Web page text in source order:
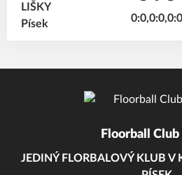
0:0,0:0,0:0
Floorball
JEDINÝ FLORBALOVÝ KLUB V